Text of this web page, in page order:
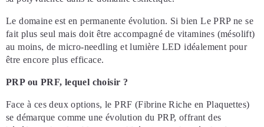
Le domaine est en permanente évolution. Si bien Le PRP ne se
fait plus seul mais doit être accompagné de vitamines (mésolift)
au moins, de micro-needling et lumière LED idéalement pour
être encore plus efficace.
PRP ou PRF, lequel choisir ?
Face à ces deux options, le PRF (Fibrine Riche en Plaquettes)
se démarque comme une évolution du PRP, offrant des